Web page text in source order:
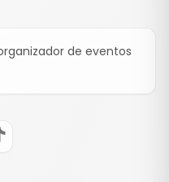
de eventos